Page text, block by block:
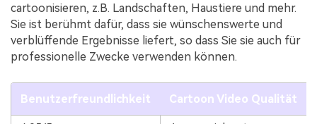
cartoonisieren, z.B. Landschaften, Haustiere und mehr.
Sie ist berühmt dafür, dass sie wünschenswerte und
verblüffende Ergebnisse liefert, so dass Sie sie auch für
professionelle Zwecke verwenden können.
Benutzerfreundlichkeit Cartoon Video Qualität